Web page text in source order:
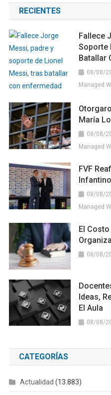
RECIENTES
Fallece
Soporte
Batallar
08/08/
Managed
María
08/08/
Managed
FVF
08/08/
Managed
El
08/08/
Ideas,
El Aula
08/08/
CATEGORÍAS
Actualidad (13.883)